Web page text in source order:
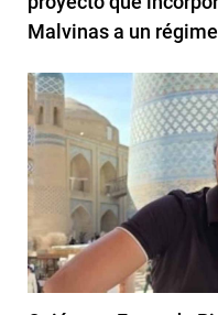
Malvinas a un